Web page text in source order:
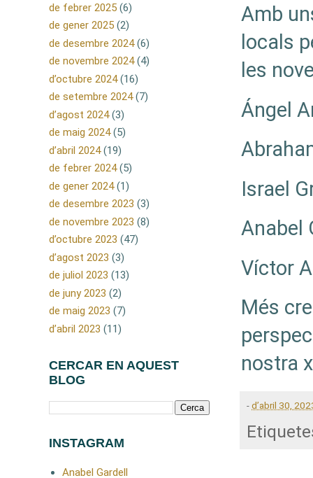
Amb
locals
les
Ángel
Israel
Anabel
Víctor
Més
nostra
-d’abril 30,
de febrer 2025 (6)
de gener 2025 (2)
de desembre 2024(6)
de novembre 2024(4)
d’octubre 2024(16)
de setembre 2024(7)
d’agost 2024(3)
de maig 2024(5)
d’abril 2024(19)
de febrer 2024(5)
de gener 2024(1)
de desembre 2023 (3)
de novembre 2023 (8)
d’octubre 2023 (47)
d’agost 2023 (3)
de juliol 2023 (13)
de juny 2023 (2)
de maig 2023 (7)
d’abril 2023 (11)
CERCAR EN AQUEST
BLOG
INSTAGRAM
Anabel Gardell